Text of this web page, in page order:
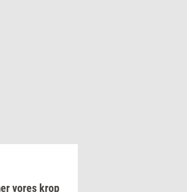
vores krop